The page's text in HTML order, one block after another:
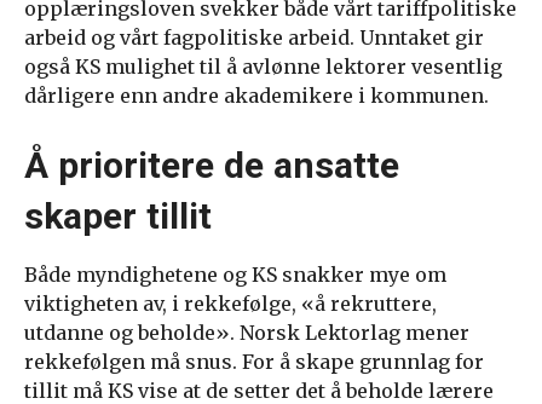
opplæringsloven svekker både vårt tariffpolitiske
arbeid og vårt fagpolitiske arbeid. Unntaket gir
også KS mulighet til å avlønne lektorer vesentlig
dårligere enn andre akademikere i kommunen.
Å prioritere de ansatte
skaper tillit
Både myndighetene og KS snakker mye om
viktigheten av, i rekkefølge, «å rekruttere,
utdanne og beholde». Norsk Lektorlag mener
rekkefølgen må snus. For å skape grunnlag for
tillit må KS vise at de setter det å beholde lærere